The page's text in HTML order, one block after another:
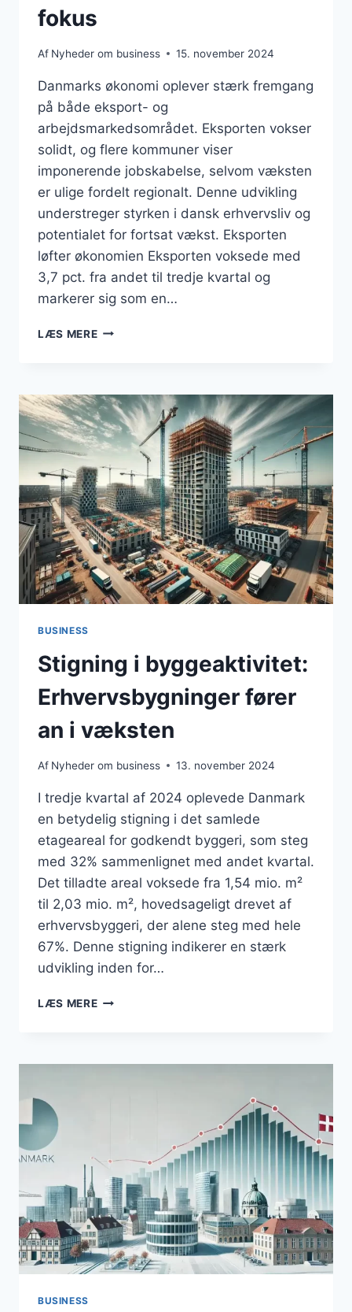
fokus
Af Nyheder om business 15. november 2024
Danmarks økonomi oplever stærk fremgang
på både eksport- og
arbejdsmarkedsområdet. Eksporten vokser
solidt, og flere kommuner viser
imponerende jobskabelse, selvom væksten
er ulige fordelt regionalt. Denne udvikling
understreger styrken i dansk erhvervsliv og
potentialet for fortsat vækst. Eksporten
løfter økonomien Eksporten voksede med
3,7 pct. fra andet til tredje kvartal og
markerer sig som en…
LÆS MEREDANSK
EKSPORT
OG
JOBSKABELSE
I
FOKUS
BUSINESS
Stigning i byggeaktivitet:
Erhvervsbygninger fører
an i væksten
Af Nyheder om business 13. november 2024
I tredje kvartal af 2024 oplevede Danmark
en betydelig stigning i det samlede
etageareal for godkendt byggeri, som steg
med 32% sammenlignet med andet kvartal.
Det tilladte areal voksede fra 1,54 mio. m²
til 2,03 mio. m², hovedsageligt drevet af
erhvervsbyggeri, der alene steg med hele
67%. Denne stigning indikerer en stærk
udvikling inden for…
LÆS MERESTIGNING
FØRER
BUSINESS